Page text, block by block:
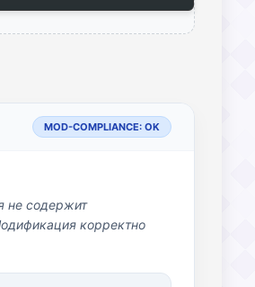
MOD-COMPLIANCE: OK
не содержит
корректно